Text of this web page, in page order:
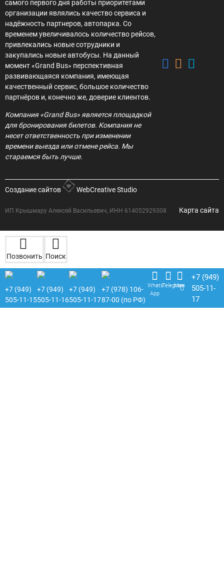
самого первого дня работы приоритетами
организации являлись качество сервиса и
надёжность партнеров, автопарка. Со
временем увеличивалось количество рейсов,
привлекались новые сотрудники и
закупались новые автобусы. На данный
момент «Grand Bus» перспективная
развивающаяся компания, имеющая
качественный сервис, большое количество
партнёров и, конечно же, доверие клиентов.
Компания «Grand Bus» является площадкой
для бронирования билетов. Компания не
несет ответственность при изменении
времени выезда или отмене рейса. Мы
стараемся быть лучше.
Создание сайтов WebCreative Studio
ИП Крышмару Алексей Васильевич, ИНН 614052929308 Карта сайта
Позвонить Поиск
+7 (949)
505-11-15
+7 (949)
505-11-16
+7 (949)
505-11-17
+7 (978) 106-
87-00 (по РФ)
Whats
App
Telegram
Max
+7 (949)
505-11-
17